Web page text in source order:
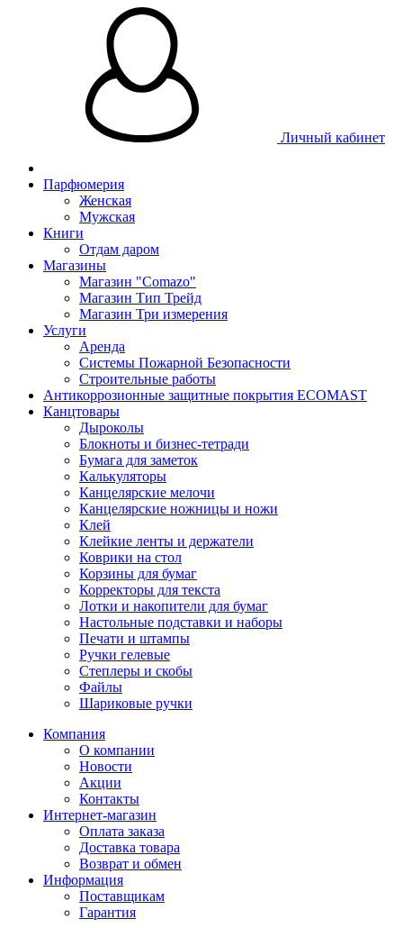
Личный кабинет
Парфюмерия
Женская
Мужская
Книги
Отдам даром
Магазины
Магазин "Comazo"
Магазин Тип Трейд
Магазин Три измерения
Услуги
Аренда
Системы Пожарной Безопасности
Строительные работы
Антикоррозионные защитные покрытия ECOMAST
Канцтовары
Дыроколы
Блокноты и бизнес-тетради
Бумага для заметок
Калькуляторы
Канцелярские мелочи
Канцелярские ножницы и ножи
Клей
Клейкие ленты и держатели
Коврики на стол
Корзины для бумаг
Корректоры для текста
Лотки и накопители для бумаг
Настольные подставки и наборы
Печати и штампы
Ручки гелевые
Степлеры и скобы
Файлы
Шариковые ручки
Компания
О компании
Новости
Акции
Контакты
Интернет-магазин
Оплата заказа
Доставка товара
Возврат и обмен
Информация
Поставщикам
Гарантия